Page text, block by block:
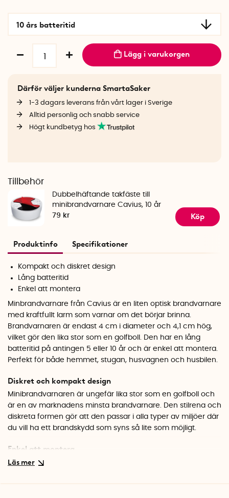
10 års batteritid
Lägg i varukorgen
Därför väljer kunderna SmartaSaker
1-3 dagars leverans från vårt lager i Sverige
Alltid personlig och snabb service
Högt kundbetyg hos
Tillbehör
Dubbelhäftande takfäste till
minibrandvarnare Cavius, 10 år
79 kr
Köp
Produktinfo Specifikationer
Kompakt och diskret design
Lång batteritid
Enkel att montera
Minbrandvarnare från Cavius är en liten optisk brandvarnare
med kraftfullt larm som varnar om det börjar brinna.
Brandvarnaren är endast 4 cm i diameter och 4,1 cm hög,
vilket gör den lika stor som en golfboll. Den har en lång
batteritid på antingen 5 eller 10 år och är enkel att montera.
Perfekt för både hemmet, stugan, husvagnen och husbilen.
Diskret och kompakt design
Minibrandvarnaren är ungefär lika stor som en golfboll och
är en av marknadens minsta brandvarnare. Den stilrena och
diskreta formen gör att den passar i alla typer av miljöer där
du vill ha ett brandskydd som syns så lite som möjligt.
Enkel att montera
Brandvarnaren monteras i taket och bör placeras med cirka